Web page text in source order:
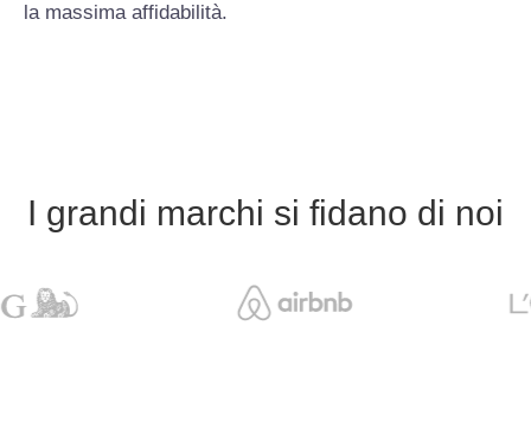
la massima affidabilità.
I grandi marchi si fidano di noi